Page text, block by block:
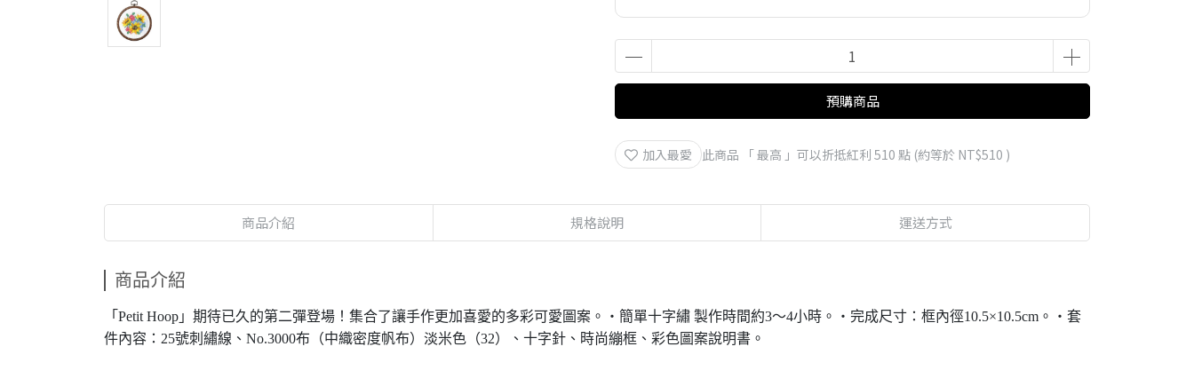
預購商品
加入最愛 此商品 「 最高 」可以折抵紅利 510 點 (約等於 NT$510 )
商品介紹 規格說明 運送方式
商品介紹
「Petit Hoop」期待已久的第二彈登場！集合了讓手作更加喜愛的多彩可愛圖案。・簡單十字繡 製作時間約3～4小時。・完成尺寸：框內徑10.5×10.5cm。・套
件內容：25號刺繡線、No.3000布（中織密度帆布）淡米色（32）、十字針、時尚繃框、彩色圖案說明書。